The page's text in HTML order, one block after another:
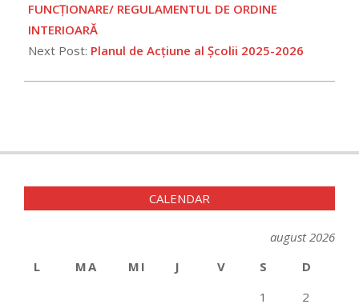
22
FUNCŢIONARE/ REGULAMENTUL DE ORDINE
INTERIOARĂ
Next Post: Planul de Acțiune al Școlii 2025-2026
CALENDAR
august 2026
L
MA MI J V S
D
1
2